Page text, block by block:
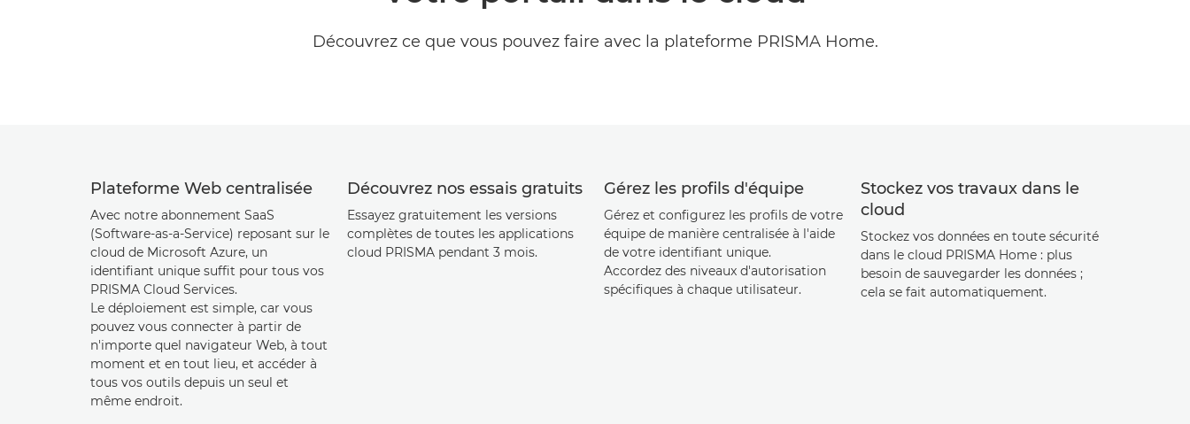
Découvrez ce que vous pouvez faire avec la plateforme PRISMA Home.
Plateforme Web centralisée
Avec notre abonnement SaaS
(Software-as-a-Service) reposant sur le
cloud de Microsoft Azure, un
identifiant unique suffit pour tous vos
PRISMA Cloud Services.
Le déploiement est simple, car vous
pouvez vous connecter à partir de
n'importe quel navigateur Web, à tout
moment et en tout lieu, et accéder à
tous vos outils depuis un seul et
même endroit.
Découvrez nos essais gratuits
Essayez gratuitement les versions
complètes de toutes les applications
cloud PRISMA pendant 3 mois.
Gérez les profils d'équipe
Gérez et configurez les profils de votre
équipe de manière centralisée à l'aide
de votre identifiant unique.
Accordez des niveaux d'autorisation
spécifiques à chaque utilisateur.
Stockez vos travaux dans le
cloud
Stockez vos données en toute sécurité
dans le cloud PRISMA Home : plus
besoin de sauvegarder les données ;
cela se fait automatiquement.